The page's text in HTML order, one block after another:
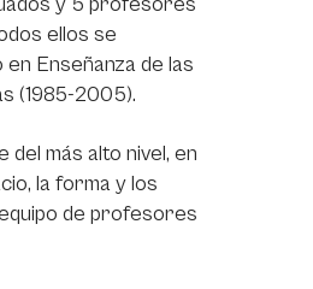
ellos se
Enseñanza de las
(1985-2005).
más alto nivel, en
la forma y los
de profesores